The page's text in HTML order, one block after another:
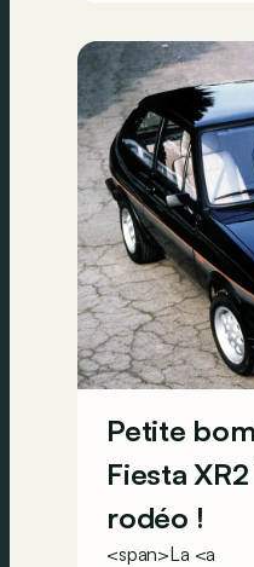
Petite
Fiesta
rodéo !
<span>La <a